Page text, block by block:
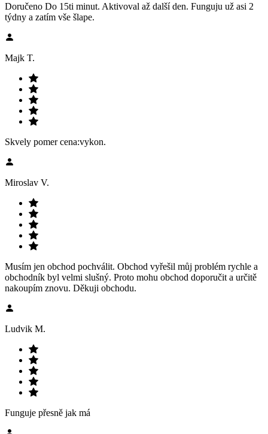
Doručeno Do 15ti minut. Aktivoval až další den. Funguju už asi 2
týdny a zatím vše šlape.
Majk T.
Skvely pomer cena:vykon.
Miroslav V.
Musím jen obchod pochválit. Obchod vyřešil můj problém rychle a
obchodník byl velmi slušný. Proto mohu obchod doporučit a určitě
nakoupím znovu. Děkuji obchodu.
Ludvik M.
Funguje přesně jak má